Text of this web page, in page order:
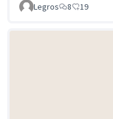
Legros 8 19